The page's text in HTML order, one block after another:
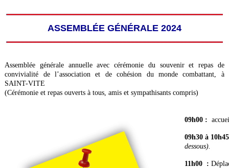
ASSEMBLÉE GÉNÉRALE 2024
Assemblée générale annuelle avec cérémonie du souvenir et repas de
convivialité de l’association et de cohésion du monde combattant, à
SAINT-VITE
(Cérémonie et repas ouverts à tous, amis et sympathisants compris)
09h00 :
09h30 à 10h45
dessous).
11h00 :